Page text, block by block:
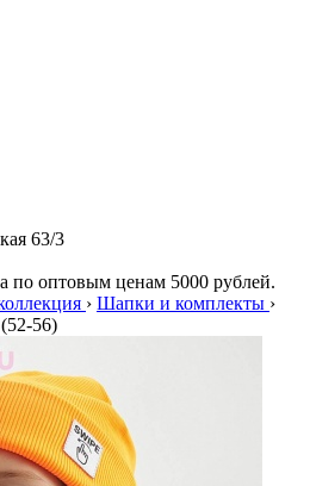
63/3
по оптовым ценам 5000 рублей.
› Шапки и комплекты ›
56)